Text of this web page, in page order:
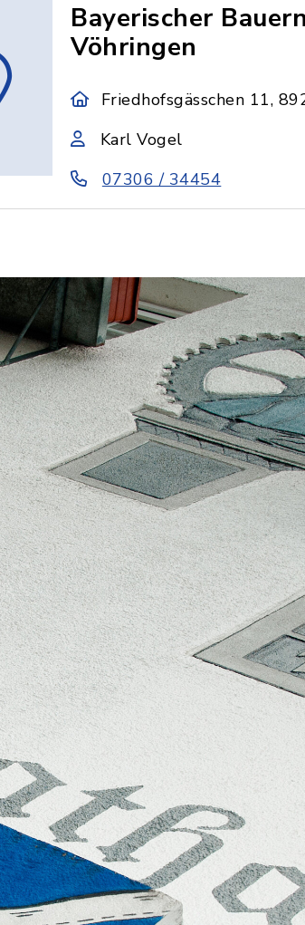
Bayerischer
Vöhringen
Friedhofsgässchen 11,
Karl Vogel
07306 / 34454